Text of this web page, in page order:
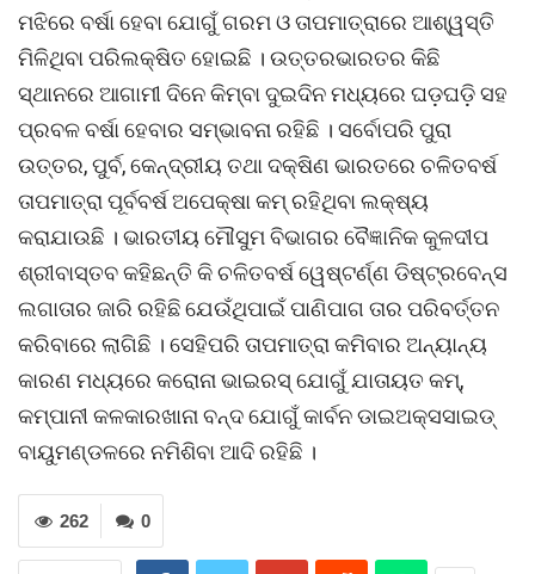
ମଝିରେ ବର୍ଷା ହେବା ଯୋଗୁଁ ଗରମ ଓ ତାପମାତ୍ରାରେ ଆଶ୍ୱସ୍ତି
ମିଳିଥିବା ପରିଲକ୍ଷିତ ହୋଇଛି । ଉତ୍ତରଭାରତର କିଛି
ସ୍ଥାନରେ ଆଗାମୀ ଦିନେ କିମ୍ବା ଦୁଇଦିନ ମଧ୍ୟରେ ଘଡ଼ଘଡ଼ି ସହ
ପ୍ରବଳ ବର୍ଷା ହେବାର ସମ୍ଭାବନା ରହିଛି । ସର୍ବୋପରି ପୁରା
ଉତ୍ତର, ପୁର୍ବ, କେନ୍ଦ୍ରୀୟ ତଥା ଦକ୍ଷିଣ ଭାରତରେ ଚଳିତବର୍ଷ
ତାପମାତ୍ରା ପୂର୍ବବର୍ଷ ଅପେକ୍ଷା କମ୍ ରହିଥିବା ଲକ୍ଷ୍ୟ
କରାଯାଉଛି । ଭାରତୀୟ ମୌସୁମ ବିଭାଗର ବୈଜ୍ଞାନିକ କୁଳଦୀପ
ଶ୍ରୀବାସ୍ତବ କହିଛନ୍ତି କି ଚଳିତବର୍ଷ ୱେଷ୍ଟର୍ଣ୍ଣ ଡିଷ୍ଟ୍ରବେନ୍ସ
ଲଗାତାର ଜାରି ରହିଛି ଯେଉଁଥିପାଇଁ ପାଣିପାଗ ତାର ପରିବର୍ତ୍ତନ
କରିବାରେ ଲାଗିଛି । ସେହିପରି ତାପମାତ୍ରା କମିବାର ଅନ୍ୟାନ୍ୟ
କାରଣ ମଧ୍ୟରେ କରୋନା ଭାଇରସ୍ ଯୋଗୁଁ ଯାତାୟତ କମ୍‌,
କମ୍ପାନୀ କଳକାରଖାନା ବନ୍ଦ ଯୋଗୁଁ କାର୍ବନ ଡାଇଅକ୍ସସାଇଡ୍
ବାୟୁମଣ୍ଡଳରେ ନମିଶିବା ଆଦି ରହିଛି ।
0
262